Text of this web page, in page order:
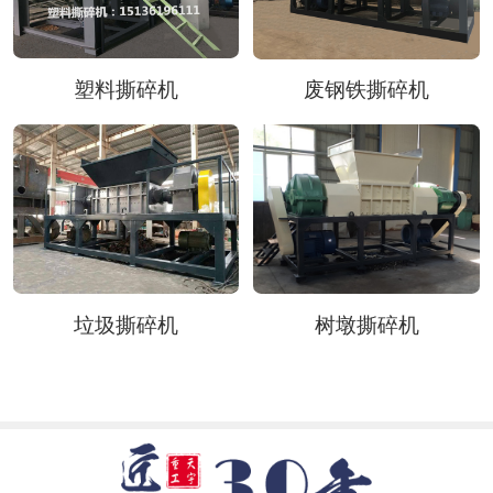
塑料撕碎机 废钢铁撕碎机
垃圾撕碎机 树墩撕碎机